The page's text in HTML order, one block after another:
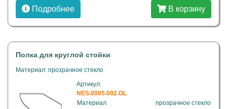
Подробнее В корзину
Полка для круглой стойки
Материал: прозрачное стекло
Артикул:
NES.0005.002.GL
Материал
прозрачное стекло